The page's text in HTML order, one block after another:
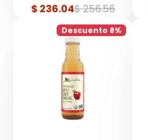
Precio
venta
$ 236.04Precio
regular
$ 256.56
Descuento 8%